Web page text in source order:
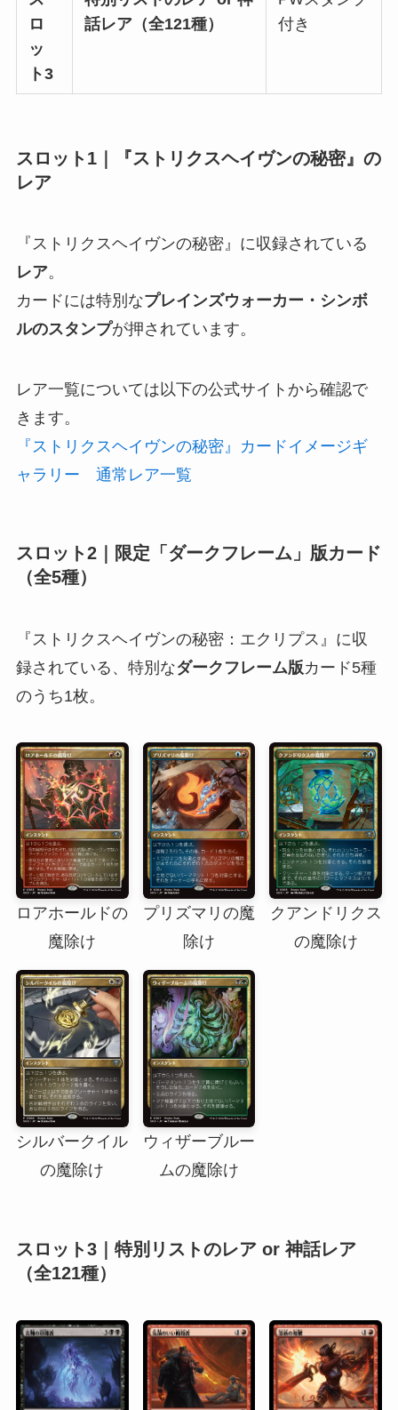
ロ
ッ
ト3
話レア（全121種）
付き
スロット1｜
『ストリクスヘイヴンの秘密』の
レア
『ストリクスヘイヴンの秘密』に収録されている
レア。
カードには特別なプレインズウォーカー・シンボ
ルのスタンプが押されています。
レア一覧については以下の公式サイトから確認で
きます。
『ストリクスヘイヴンの秘密』カードイメージギ
ャラリー 通常レア一覧
スロット2｜
限定「ダークフレーム」版カード
（全5種）
『ストリクスヘイヴンの秘密：エクリプス』に収
録されている、特別なダークフレーム版カード5種
のうち1枚。
ロアホールドの
魔除け
プリズマリの魔
除け
クアンドリクス
の魔除け
シルバークイル
の魔除け
ウィザーブルー
ムの魔除け
スロット3｜ 特別リストのレア or 神話レア
（全121種）